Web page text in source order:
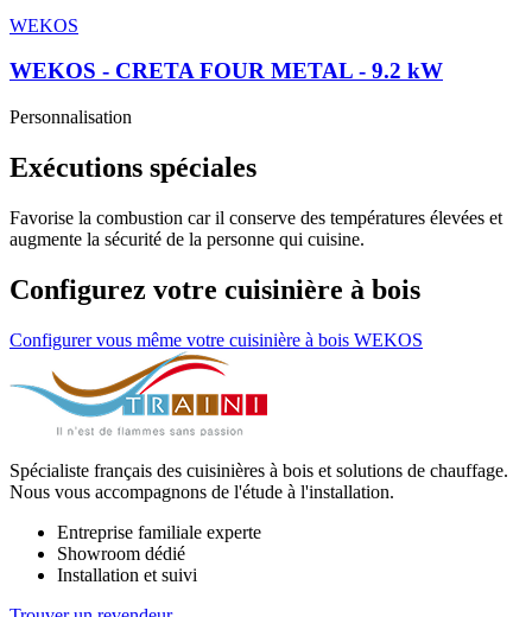
WEKOS
WEKOS - CRETA FOUR METAL - 9.2 kW
Personnalisation
Exécutions spéciales
Favorise la combustion car il conserve des températures élevées et
augmente la sécurité de la personne qui cuisine.
Configurez votre cuisinière à bois
Configurer vous même votre cuisinière à bois WEKOS
Spécialiste français des cuisinières à bois et solutions de chauffage.
Nous vous accompagnons de l'étude à l'installation.
Entreprise familiale experte
Showroom dédié
Installation et suivi